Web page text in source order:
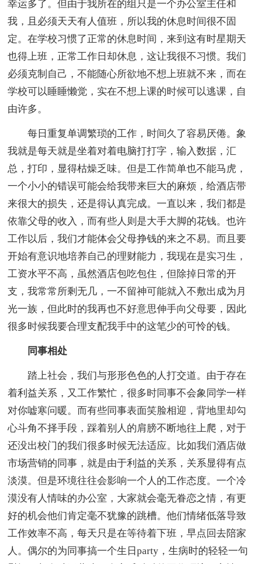
幸运多了。但由于我所在的组只是一个办公室主任和
我，且必须天天有人值班，所以我的休息时间很不固
定。在学校习惯了正常的休息时间，来到这有时星期天
也得上班，正常工作日却休息，这让我很不习惯。我们
必须克制自己，不能随心所欲地不想上班就不来，而在
学校可以睡睡懒觉，实在不想上课的时候可以逃课，自
由许多。
每日重复单调繁琐的工作，时间久了容易厌倦。象
我就是每天就是坐着对着电脑打打字，输入数据，汇
总，打印，显得枯燥乏味。但是工作简单也不能马虎，
一个小小的错误可能会给我带来巨大的麻烦，给酒店带
来很大的损失，还是得认真完成。一直以来，我们都是
依靠父母的收入，而有些人则是大手大脚的花钱。也许
工作以后，我们才能体会父母挣钱的来之不易。而且要
开始有意识地培养自己的理财能力，我现在是实习生，
工资水平不高，虽然酒店包吃包住，但除掉日常的开
支，我常常所剩无几，一不留神可能就入不敷出成为月
光一族，但此时的我再也不好意思伸手向父母要，因此
很多时候我要合理支配我手中的这笔少的可怜的钱。
同事相处
踏上社会，我们与形形色色的人打交道。由于存在
着利益关系，又工作繁忙，很多时同事不会象同学一样
对你嘘寒问暖。而有些同事表面笑脸相迎，背地里却勾
心斗角不择手段，踩着别人的肩膀不断地往上爬，对于
还没出校门的我们很多时候无法适应。比如我们酒店做
市场营销的同事，就是由于利益的关系，关系显得有点
淡漠。但是环境往往会影响一个人的工作态度。一个冷
漠没有人情味的办公室，大家就会毫无眷恋之情，有更
好的机会他们肯定毫不犹豫的跳槽。他们情绪低落导致
工作效率不高，每天只是在等待着下班，早点回去陪家
人。偶尔的为同事搞一个生日party，生病时的轻轻一句